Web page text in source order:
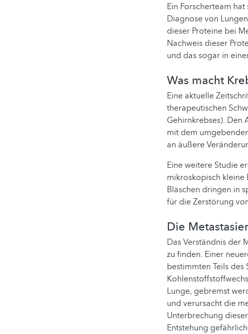
Ein Forscherteam
Diagnose von
dieser Proteine bei
Nachweis dieser
und das sogar in
Was macht
Eine aktuelle
therapeutischen
Gehirnkrebses). Den
mit dem
an äußere
Eine weitere Studie
mikroskopisch kleine
Bläschen dringen in
für die Zerstörung
Die
Das Verständnis der
zu finden. Einer
bestimmten Teils
Lunge, gebremst
und verursacht die
Unterbrechung
Entstehung